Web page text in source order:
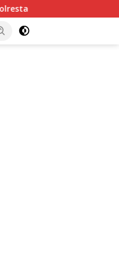
Pelaku Curanmor,